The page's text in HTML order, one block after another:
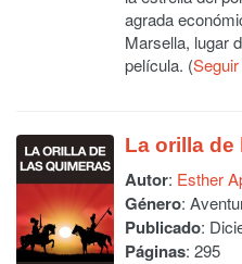
agrada
Marsella, lugar
película. (
La orilla de
Autor: Esther
Género:
Publicado:
Páginas: 295